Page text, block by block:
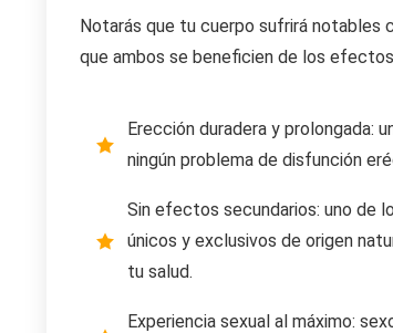
Notarás que tu cuerpo sufrirá notables
que ambos se beneficien de los
Erección duradera y prolongada:
ningún problema de disfunción
Sin efectos secundarios: uno de
únicos y exclusivos de origen
tu salud.
Experiencia sexual al máximo: